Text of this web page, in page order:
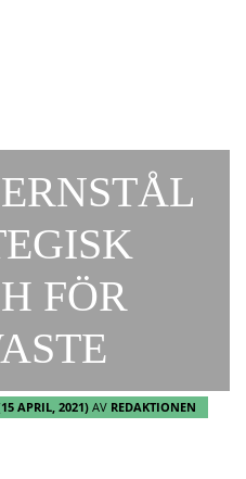
FÖR
APRIL, 2021) AV REDAKTIONEN